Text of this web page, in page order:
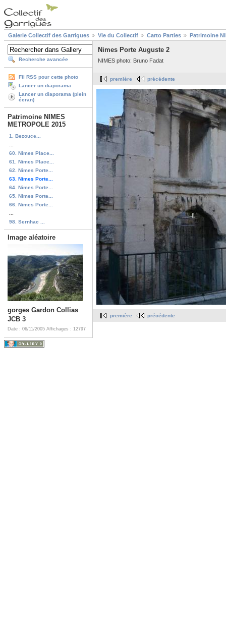
Galerie Collectif des Garrigues Vie du Collectif Carto Parties Patrimoine
Recherche avancée
Fil RSS pour cette photo
Lancer un diaporama
Lancer un diaporama (plein
écran)
Patrimoine NIMES
METROPOLE 2015
1. Bezouce...
60. Nimes Place...
61. Nimes Place...
62. Nimes Porte...
63. Nimes Porte...
64. Nimes Porte...
65. Nimes Porte...
66. Nimes Porte...
98. Sernhac ...
Image aléatoire
gorges Gardon Collias
JCB 3
Date : 06/11/2005 Affichages : 12797
Nimes Porte Auguste 2
NIMES photo: Bruno Fadat
première précédente
première précédente